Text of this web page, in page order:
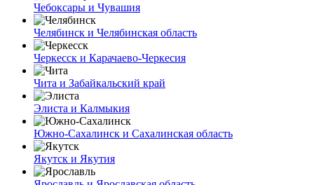
Чебоксары и Чувашия
Челябинск и Челябинская область
Черкесск и Карачаево-Черкесия
Чита и Забайкальский край
Элиста и Калмыкия
Южно-Сахалинск и Сахалинская область
Якутск и Якутия